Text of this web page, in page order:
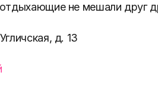
не мешали друг
д. 13